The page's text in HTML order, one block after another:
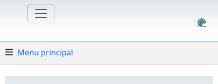
Menu principal